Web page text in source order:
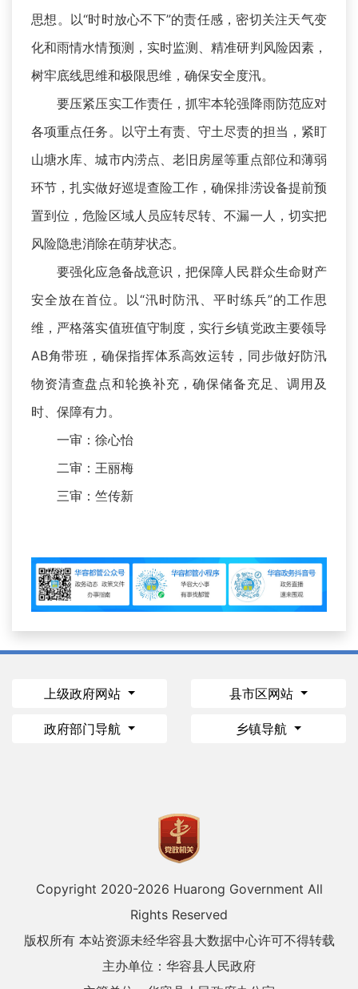
思想。以“时时放心不下”的责任感，密切关注天气变
化和雨情水情预测，实时监测、精准研判风险因素，
树牢底线思维和极限思维，确保安全度汛。
要压紧压实工作责任，抓牢本轮强降雨防范应对
各项重点任务。以守土有责、守土尽责的担当，紧盯
山塘水库、城市内涝点、老旧房屋等重点部位和薄弱
环节，扎实做好巡堤查险工作，确保排涝设备提前预
置到位，危险区域人员应转尽转、不漏一人，切实把
风险隐患消除在萌芽状态。
要强化应急备战意识，把保障人民群众生命财产
安全放在首位。以“汛时防汛、平时练兵”的工作思
维，严格落实值班值守制度，实行乡镇党政主要领导
AB角带班，确保指挥体系高效运转，同步做好防汛
物资清查盘点和轮换补充，确保储备充足、调用及
时、保障有力。
一审：徐心怡
二审：王丽梅
三审：竺传新
上级政府网站 县市区网站
政府部门导航 乡镇导航
Copyright 2020-2026 Huarong Government All
Rights Reserved
版权所有 本站资源未经华容县大数据中心许可不得转载
主办单位：华容县人民政府